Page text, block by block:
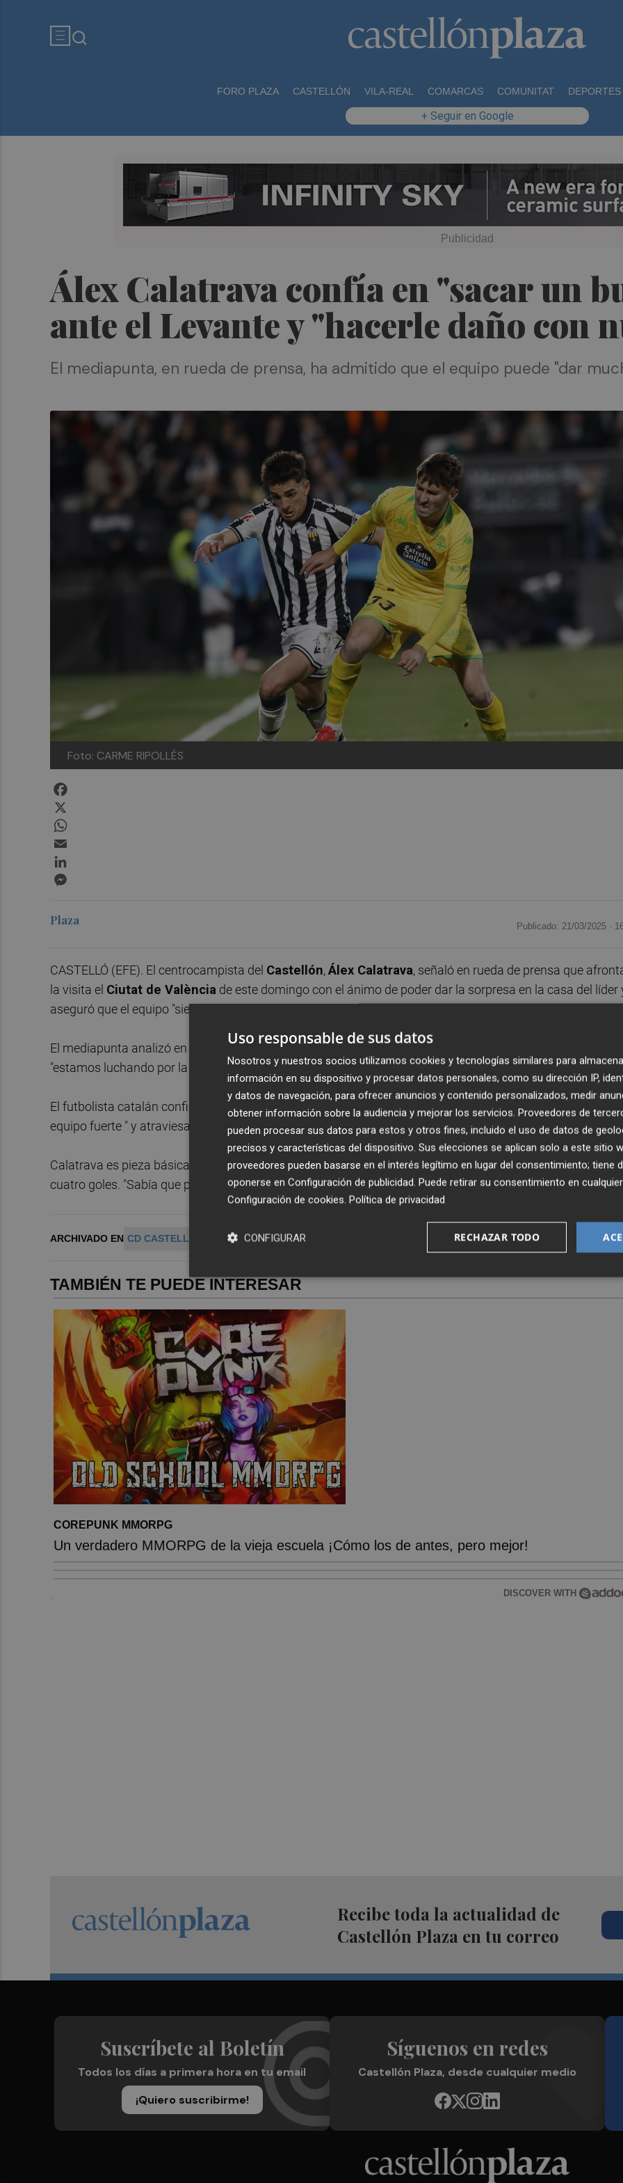
FORO PLAZA CASTELLÓN VILA-REAL COMARCAS COMUNITAT DEPORTES
+ Seguir en Google
Álex Calatrava confía en "sacar un
ante el Levante y "hacerle daño con
El mediapunta, en rueda de prensa, ha admitido que el equipo puede "dar
Foto: CARME RIPOLLÉS
Plaza Publicado: 21/03/2025 ·
CASTELLÓ (EFE). El centrocampista del Castellón,Álex Calatrava, señaló en rueda de prensa que
la visita el Ciutat de València de este domingo con el ánimo de poder dar la sorpresa en la casa del líder
aseguró que el equipo "siente y cree que puede ganar".
El mediapunta analizó en la previa del encuentro ante el Levante la situación del Castellón, al indicar que
"estamos luchando por la permanencia", si bien admitió que "podemos dar mucho más".
El futbolista catalán confió en "hacerle daño al Levante con nuestras armas", aunque reconoció que "es un
equipo fuerte " y atraviesa "una buena dinámica".
Calatrava es pieza básica en el esquema 'orellut' después de haber brindado ocho asistencias y anotado
cuatro goles. "Sabía que podía hacer cosas importantes y me está saliendo muy bien", comentó.
ARCHIVADO EN CD CASTELLON LEVANTE UD
TAMBIÉN TE PUEDE INTERESAR
COREPUNK MMORPG
Un verdadero MMORPG de la vieja escuela ¡Cómo los de antes, pero mejor!
DISCOVER WITH
Recibe toda la actualidad de
Castellón Plaza en tu correo
Suscríbete al Boletín
Todos los días a primera hora en tu email
¡Quiero suscribirme!
Síguenos en redes
Castellón Plaza, desde cualquier medio
Uso responsable de sus datos
Nosotros y nuestros socios utilizamos cookies y tecnologías similares para
información en su dispositivo y procesar datos personales, como su dirección IP,
y datos de navegación, para ofrecer anuncios y contenido personalizados, medir
obtener información sobre la audiencia y mejorar los servicios. Proveedores de
pueden procesar sus datos para estos y otros fines, incluido el uso de datos de
precisos y características del dispositivo. Sus elecciones se aplican solo a este sitio
proveedores pueden basarse en el interés legítimo en lugar del consentimiento; tiene
oponerse en Configuración de publicidad. Puede retirar su consentimiento en
Configuración de cookies. Política de privacidad
RECHAZAR TODO
CONFIGURAR